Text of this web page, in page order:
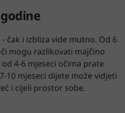
čak i izbliza vide mutno. Od 6
mogu razlikovati majčino
4-6 mjeseci očima prate
10 mjeseci dijete može vidjeti
i cijeli prostor sobe.